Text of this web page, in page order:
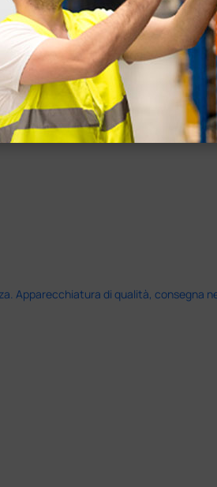
Apparecchiatura di qualità, consegna